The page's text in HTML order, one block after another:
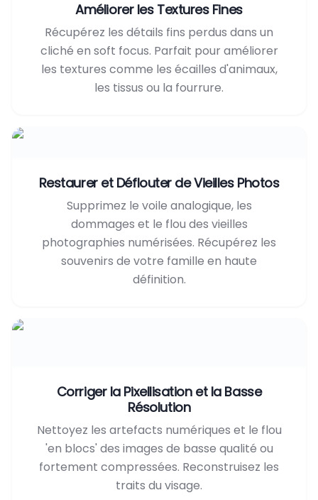
Améliorer les Textures Fines
Récupérez les détails fins perdus dans un
cliché en soft focus. Parfait pour améliorer
les textures comme les écailles d'animaux,
les tissus ou la fourrure.
Restaurer et Déflouter de Vieilles Photos
Supprimez le voile analogique, les
dommages et le flou des vieilles
photographies numérisées. Récupérez les
souvenirs de votre famille en haute
définition.
Corriger la Pixellisation et la Basse
Résolution
Nettoyez les artefacts numériques et le flou
'en blocs' des images de basse qualité ou
fortement compressées. Reconstruisez les
traits du visage.